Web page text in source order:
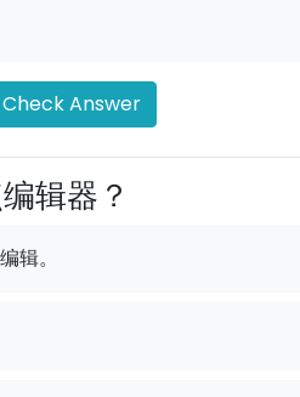
Check Answer
辑器？
辑。